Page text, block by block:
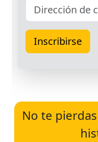
No te